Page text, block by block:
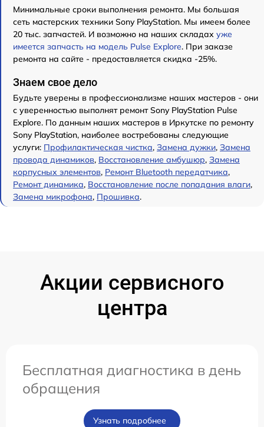
Минимальные сроки выполнения ремонта. Мы большая
сеть мастерских техники Sony PlayStation. Мы имеем более
20 тыс. запчастей. И возможно на наших складах уже
имеется запчасть на модель Pulse Explore. При заказе
ремонта на сайте - предоставляется скидка -25%.
Знаем свое дело
Будьте уверены в профессионализме наших мастеров - они
с уверенностью выполнят ремонт Sony PlayStation Pulse
Explore. По данным наших мастеров в Иркутске по ремонту
Sony PlayStation, наиболее востребованы следующие
услуги: Профилактическая чистка, Замена дужки, Замена
провода динамиков, Восстановление амбушюр, Замена
корпусных элементов, Ремонт Bluetooth передатчика,
Ремонт динамика, Восстановление после попадания влаги,
Замена микрофона, Прошивка.
Акции сервисного
центра
Бесплатная диагностика в день
обращения
Узнать подробнее